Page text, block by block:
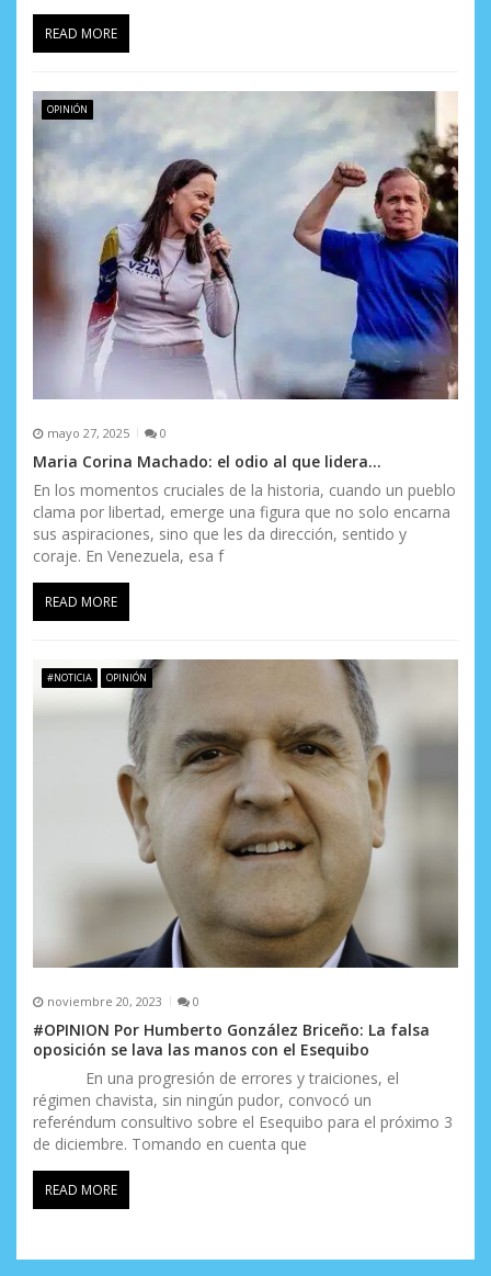
READ MORE
OPINIÓN
mayo 27, 2025 0
Maria Corina Machado: el odio al que lidera…
En los momentos cruciales de la historia, cuando un pueblo
clama por libertad, emerge una figura que no solo encarna
sus aspiraciones, sino que les da dirección, sentido y
coraje. En Venezuela, esa f
READ MORE
#NOTICIA OPINIÓN
noviembre 20, 2023 0
#OPINION Por Humberto González Briceño: La falsa
oposición se lava las manos con el Esequibo
En una progresión de errores y traiciones, el
régimen chavista, sin ningún pudor, convocó un
referéndum consultivo sobre el Esequibo para el próximo 3
de diciembre. Tomando en cuenta que
READ MORE